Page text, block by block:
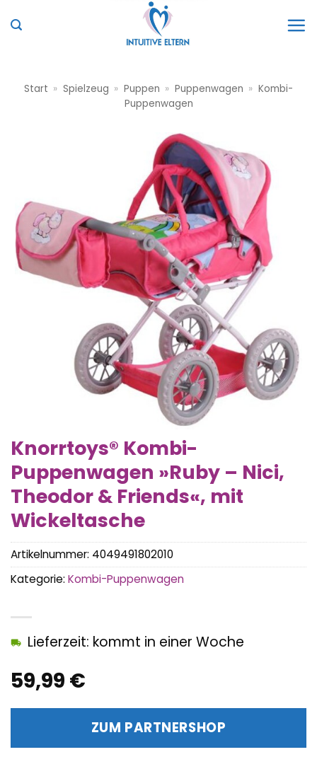
Inhalt
Start » Spielzeug » Puppen » Puppenwagen » Kombi-
Puppenwagen
Knorrtoys® Kombi-
Puppenwagen »Ruby – Nici,
Theodor & Friends«, mit
Wickeltasche
59,99 €
Lieferzeit: kommt in einer Woche
ZUM PARTNERSHOP
Artikelnummer: 4049491802010
Kategorie: Kombi-Puppenwagen